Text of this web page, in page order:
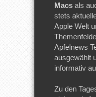
Macs als
stets
Apple Welt
Apfelnews
ausgewählt
informativ
Zu den